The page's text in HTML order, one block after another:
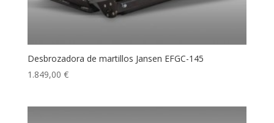
Desbrozadora de martillos Jansen EFGC-145
1.849,00 €